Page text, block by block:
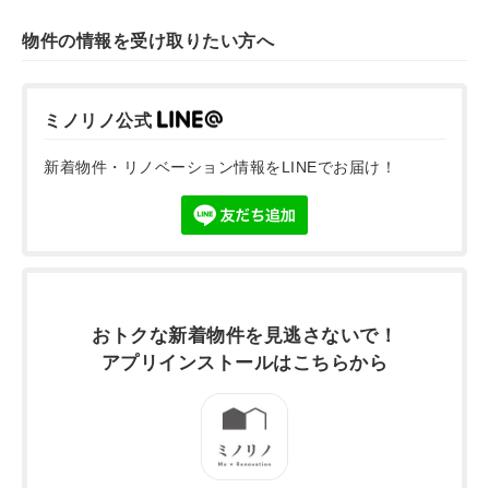
物件の情報を受け取りたい方へ
ミノリノ公式
新着物件・リノベーション情報をLINEでお届け！
おトクな新着物件を 見逃さないで！
アプリインストールはこちらから